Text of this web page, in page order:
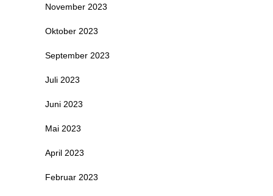
November 2023
Oktober 2023
September 2023
Juli 2023
Juni 2023
Mai 2023
April 2023
Februar 2023